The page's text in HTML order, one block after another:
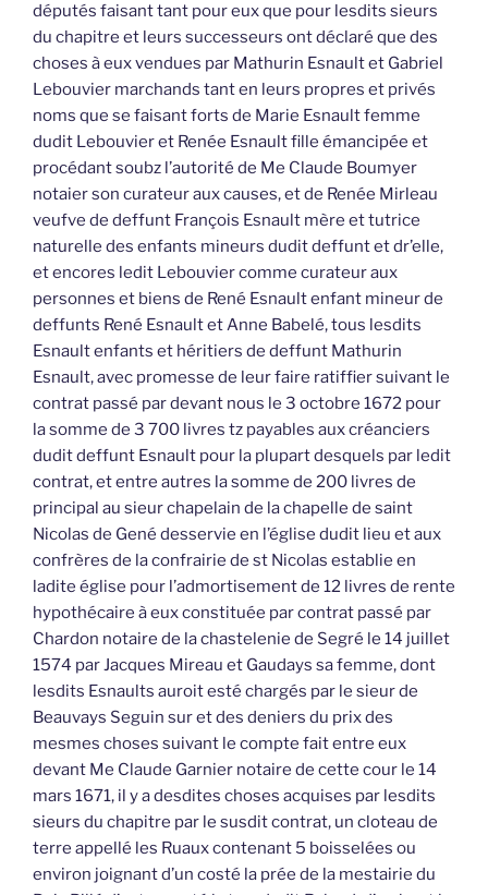
députés faisant tant pour eux que pour lesdits sieurs
du chapitre et leurs successeurs ont déclaré que des
choses à eux vendues par Mathurin Esnault et Gabriel
Lebouvier marchands tant en leurs propres et privés
noms que se faisant forts de Marie Esnault femme
dudit Lebouvier et Renée Esnault fille émancipée et
procédant soubz l’autorité de Me Claude Boumyer
notaier son curateur aux causes, et de Renée Mirleau
veufve de deffunt François Esnault mère et tutrice
naturelle des enfants mineurs dudit deffunt et dr’elle,
et encores ledit Lebouvier comme curateur aux
personnes et biens de René Esnault enfant mineur de
deffunts René Esnault et Anne Babelé, tous lesdits
Esnault enfants et héritiers de deffunt Mathurin
Esnault, avec promesse de leur faire ratiffier suivant le
contrat passé par devant nous le 3 octobre 1672 pour
la somme de 3 700 livres tz payables aux créanciers
dudit deffunt Esnault pour la plupart desquels par ledit
contrat, et entre autres la somme de 200 livres de
principal au sieur chapelain de la chapelle de saint
Nicolas de Gené desservie en l’église dudit lieu et aux
confrères de la confrairie de st Nicolas establie en
ladite église pour l’admortisement de 12 livres de rente
hypothécaire à eux constituée par contrat passé par
Chardon notaire de la chastelenie de Segré le 14 juillet
1574 par Jacques Mireau et Gaudays sa femme, dont
lesdits Esnaults auroit esté chargés par le sieur de
Beauvays Seguin sur et des deniers du prix des
mesmes choses suivant le compte fait entre eux
devant Me Claude Garnier notaire de cette cour le 14
mars 1671, il y a desdites choses acquises par lesdits
sieurs du chapitre par le susdit contrat, un cloteau de
terre appellé les Ruaux contenant 5 boisselées ou
environ joignant d’un costé la prée de la mestairie du